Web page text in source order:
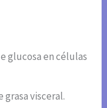
glucosa en células
grasa visceral.